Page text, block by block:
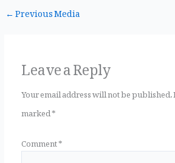
e
b
te
r
r
es
l r
e
←Previous Media
Leave a Reply
Your email address will not be published.
marked*
Comment*